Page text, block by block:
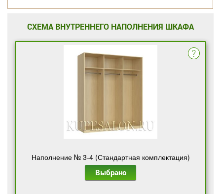
СХЕМА ВНУТРЕННЕГО НАПОЛНЕНИЯ ШКАФА
Наполнение № 3-4 (Стандартная комплектация)
Выбрано